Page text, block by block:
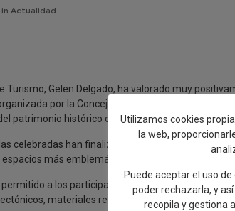
in Actualidad
Turismo, Gelen Delgado, ha valorado muy
por la Concejalía de Turismo en
patrimonio histórico de la ciudad.
celebradas han finalizado con un notable éxito
espacios más emblemáticos del recinto fortificado
permitido a los participantes acceder de forma
materiales reutilizados y aspectos
Utilizamos cookies
la web,
Puede aceptar el uso
poder rechazarla, y
recopila y gestiona